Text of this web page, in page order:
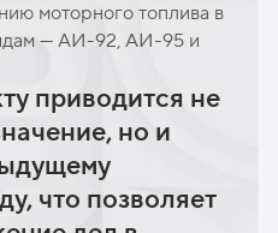
моторного топлива в
— АИ-92, АИ-95 и
приводится не
но и
что позволяет